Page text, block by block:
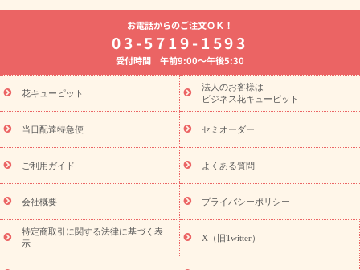
よく贈られる花
お祝いの花特集
誕生日フラワーギフト特
8月の誕生花(トルコキキョウ) 開店・開業祝い
お供え・お悔やみ お供え・お悔やみの花
十九日法要以降に贈る花
通夜・葬儀に贈る花
プリザーブドフラワー
季節のイベント
ひまわり ギフト・プレ
ゼント特集
お盆 花（新盆・初盆） 季節のイベント
（新盆・初盆）
お盆 花（新盆・初盆）
お盆・お供え 花とセッ
トギフト
お盆・お供え プリザーブドフラワー
ト・プレゼント特集
夏の花贈り・お中元・暑中見舞い 花のギフト
特集
敬老の日におくる花ギフト・プレゼント特集
おくる花ギフト・プレゼント特集
敬老の日 花のおすすめランキ
ング
敬老の日 花鉢植えのギフト・プレゼント特集
とセットギフト・プレゼント特集
敬老の日の花 全てのギフト一
覧
キャンペーン
映画『ウォーターガーディアンズ』コラボキャ
ンペーン
「きょう誕生日なんです」キャンペーン
誕生日の花
お電話からのご注文ＯＫ！
03-5719-1593
受付時間 午前9:00～午後5:30
花キューピット
法人のお客様は
ビジネス花キューピット
当日配達特急便 セミオーダー
ご利用ガイド よくある質問
会社概要 プライバシーポリシー
特定商取引に関する法律に基づく表
示
X（旧Twitter）